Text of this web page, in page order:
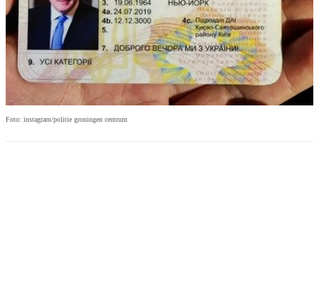
Foto: instagram/politie groningen centrum